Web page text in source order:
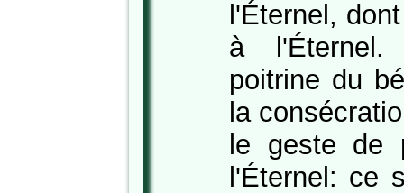
l'Éternel,
à
poitrine du
la
le geste de
l'Éternel: ce